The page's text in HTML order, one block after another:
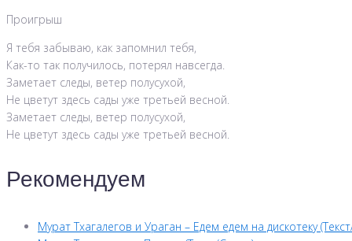
Проигрыш
Я тебя забываю, как запомнил тебя,
Как-то так получилось, потерял навсегда.
Заметает следы, ветер полусухой,
Не цветут здесь сады уже третьей весной.
Заметает следы, ветер полусухой,
Не цветут здесь сады уже третьей весной.
Рекомендуем
Мурат Тхагалегов и Ураган – Едем едем на дискотеку